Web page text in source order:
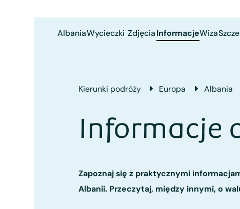
AlbaniaWycieczki ZdjęciaInformacjeWiza
Kierunki podróży Europa Albania
Informacje
Zapoznaj się z praktycznymi
Albanii. Przeczytaj, między innymi, o